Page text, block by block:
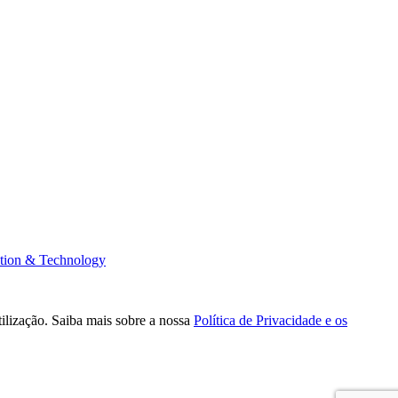
& Technology
Saiba mais sobre a nossa Política de Privacidade e os